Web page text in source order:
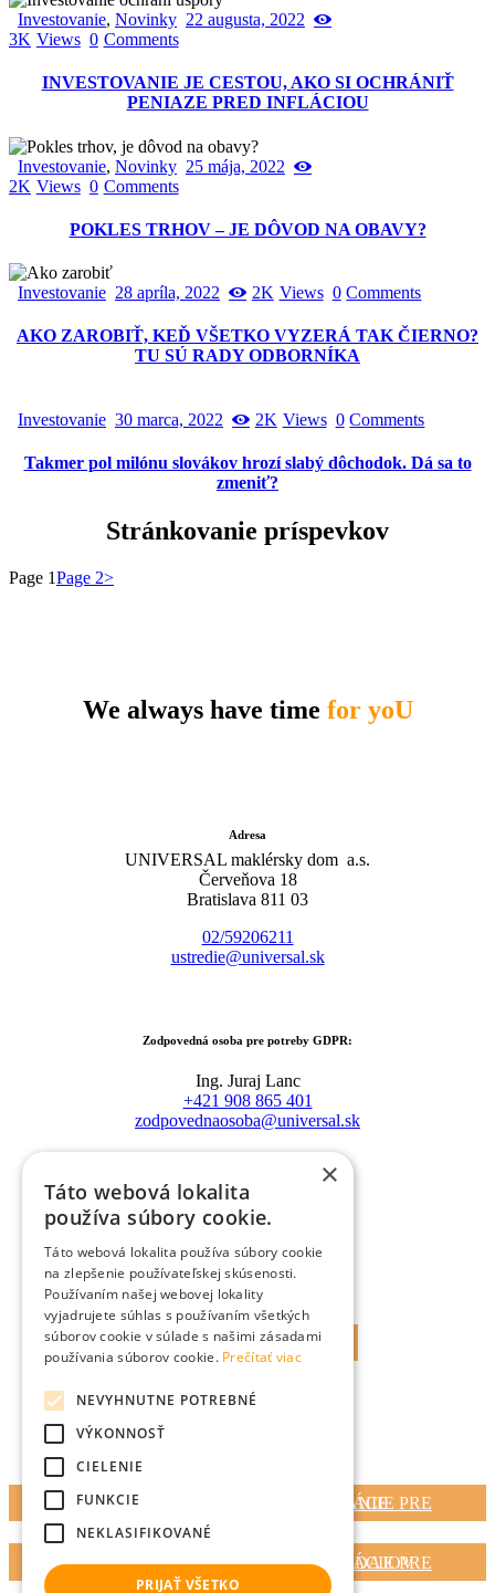
Investovanie, Novinky 22 augusta, 2022
3K Views 0 Comments
INVESTOVANIE JE CESTOU, AKO SI OCHRÁNIŤ
PENIAZE PRED INFLÁCIOU
Investovanie, Novinky 25 mája, 2022
2K Views 0 Comments
POKLES TRHOV – JE DÔVOD NA OBAVY?
Investovanie 28 apríla, 2022 2K Views 0 Comments
AKO ZAROBIŤ, KEĎ VŠETKO VYZERÁ TAK ČIERNO?
TU SÚ RADY ODBORNÍKA
Investovanie 30 marca, 2022 2K Views 0 Comments
Takmer pol milónu slovákov hrozí slabý dôchodok. Dá sa to
zmeniť?
Stránkovanie príspevkov
Page 1Page 2>
We always have time for yoU
Adresa
UNIVERSAL maklérsky dom a.s.
Červeňova 18
Bratislava 811 03
02/59206211
ustredie@universal.sk
Zodpovedná osoba pre potreby GDPR:
Ing. Juraj Lanc
+421 908 865 401
zodpovednaosoba@universal.sk
Prihlásenie
PORTOS
MAGAZÍN UMD
POVINNÉ DOKUMENTY A INFORMÁCIE PRE FINANČNÉ SPROSTREDKOVANIE
POVINNÉ DOKUMENTY A INFORMÁCIE PRE SPRACOVÁVANIE OSOBNÝCH ÚDAJOV
×
Táto webová lokalita
používa súbory cookie.
Táto webová lokalita používa súbory cookie
na zlepšenie používateľskej skúsenosti.
Používaním našej webovej lokality
vyjadrujete súhlas s používaním všetkých
súborov cookie v súlade s našimi zásadami
používania súborov cookie. Prečítať viac
NEVYHNUTNE POTREBNÉ
VÝKONNOSŤ
CIELENIE
FUNKCIE
NEKLASIFIKOVANÉ
PRIJAŤ VŠETKO